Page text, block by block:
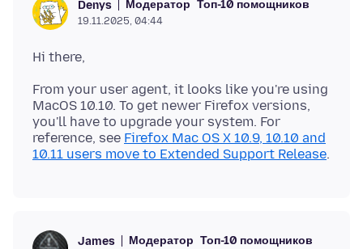
Denys Модератор Топ-10 помощников
19.11.2025, 04:44
From your user agent, it looks like you're using
MacOS 10.10. To get newer Firefox versions,
you'll have to upgrade your system. For
reference, see Firefox Mac OS X 10.9, 10.10 and
10.11 users move to Extended Support Release
James Модератор Топ-10 помощников